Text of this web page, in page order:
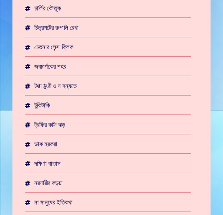
চার্লির কৌতুক
চিত্রপটের রুপালি রেখা
চেতনার লেন্স-ক্লিক
জবচার্ণকের শহর
টপ্পা ঠুংরী ও ন হন্যতে
টুকিটাকি
ট্রফির কফি ঝড়
ডাক হরকরা
দক্ষিণা বাতাস
নরনারীর কড়চা
না মানুষের ইতিকথা